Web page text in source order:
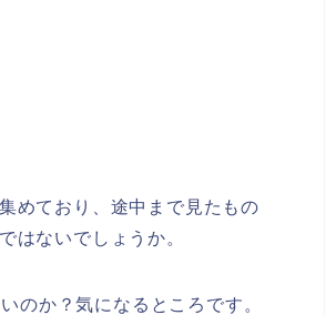
めており、途中まで見たもの
はないでしょうか。
のか？気になるところです。